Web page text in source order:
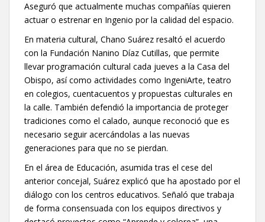
Aseguró que actualmente muchas compañías quieren
actuar o estrenar en Ingenio por la calidad del espacio.
En materia cultural, Chano Suárez resaltó el acuerdo
con la Fundación Nanino Díaz Cutillas, que permite
llevar programación cultural cada jueves a la Casa del
Obispo, así como actividades como IngeniArte, teatro
en colegios, cuentacuentos y propuestas culturales en
la calle. También defendió la importancia de proteger
tradiciones como el calado, aunque reconoció que es
necesario seguir acercándolas a las nuevas
generaciones para que no se pierdan.
En el área de Educación, asumida tras el cese del
anterior concejal, Suárez explicó que ha apostado por el
diálogo con los centros educativos. Señaló que trabaja
de forma consensuada con los equipos directivos y